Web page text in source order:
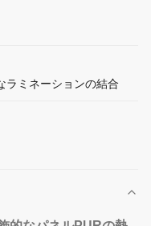
ラミネーションの結合